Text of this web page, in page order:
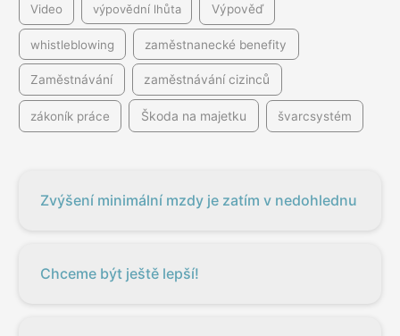
Video výpovědní lhůta Výpověď
whistleblowing zaměstnanecké benefity
Zaměstnávání zaměstnávání cizinců
zákoník práce Škoda na majetku švarcsystém
Zvýšení minimální mzdy je zatím v nedohlednu
Chceme být ještě lepší!